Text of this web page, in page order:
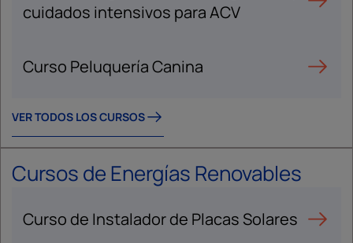
cuidados intensivos para ACV
Curso Peluquería Canina
VER TODOS LOS CURSOS
Cursos de Energías Renovables
Curso de Instalador de Placas Solares